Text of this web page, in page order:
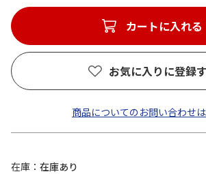
カートに入れる
お気に入りに登録
商品についてのお問い合わせ
在庫
在庫あり